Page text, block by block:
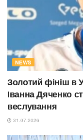
NEWS
Золотий фініш в
Іванна Дяченко
веслування
31.07.2026